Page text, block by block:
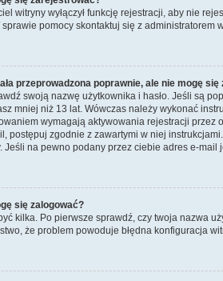
witryny wyłączył funkcję rejestracji, aby nie
pomocy skontaktuj się z administratorem
przeprowadzona poprawnie, ale nie mogę się
swoją nazwę użytkownika i hasło. Jeśli są
mniej niż 13 lat. Wówczas należy wykonać
wymagają aktywowania rejestracji przez
postępuj zgodnie z zawartymi w niej
Jeśli na pewno podany przez ciebie adres e-mail
się zalogować?
kilka. Po pierwsze sprawdź, czy twoja nazwa
że problem powoduje błędna konfiguracja